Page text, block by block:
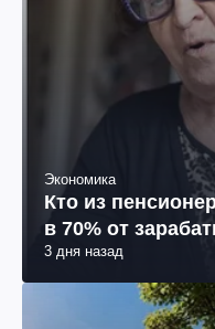
Экономика
Кто из
в 70% от
3 дня назад